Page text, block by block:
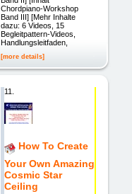
Chordpiano-Workshop
Band III] [Mehr Inhalte
dazu: 6 Videos, 15
Begleitpattern-Videos,
Handlungsleitfaden,
[more details]
11.
How To Create
Your Own Amazing
Cosmic Star
Ceiling